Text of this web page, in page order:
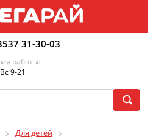
31-30-03
работы:
9-21
Для детей